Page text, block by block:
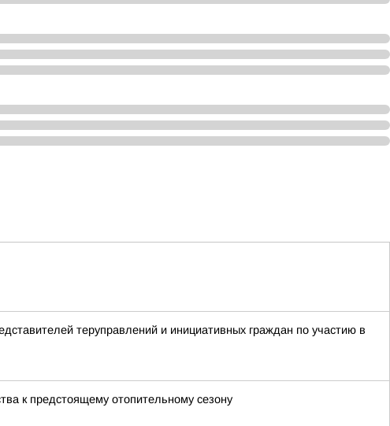
теруправлений и инициативных граждан по участию в
к предстоящему отопительному сезону